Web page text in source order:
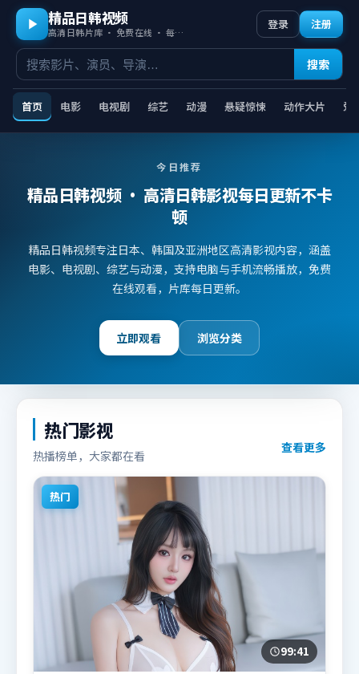
精品日韩视频
高清日韩片库 · 免费在线 · 每日更新
首页 电影 电视剧 综艺 动漫 悬疑惊悚 动作大片 爱
搜索
登录 注册
今日推荐
精品日韩视频· 高清日韩影视每日更新不卡
顿
精品日韩视频专注日本、韩国及亚洲地区高清影视内容，涵盖
电影、电视剧、综艺与动漫，支持电脑与手机流畅播放，免费
在线观看，片库每日更新。
立即观看 浏览分类
热门影视
热播榜单，大家都在看
查看更多
热门
99:41